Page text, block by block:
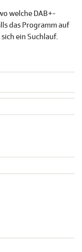
welche DAB+-
das Programm auf
ein Suchlauf.